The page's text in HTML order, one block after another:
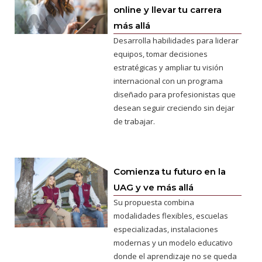
online y llevar tu carrera
más allá
Desarrolla habilidades para liderar
equipos, tomar decisiones
estratégicas y ampliar tu visión
internacional con un programa
diseñado para profesionistas que
desean seguir creciendo sin dejar
de trabajar.
Comienza tu futuro en la
UAG y ve más allá
Su propuesta combina
modalidades flexibles, escuelas
especializadas, instalaciones
modernas y un modelo educativo
donde el aprendizaje no se queda